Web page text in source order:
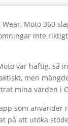
Moto 360
inte
var häftig, så
men
mina värden i
som använder
på att utöka